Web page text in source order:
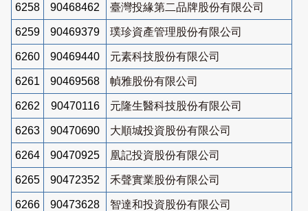
6258 90468462 臺灣投緣第二品牌股份有限公司
6259 90469379 璞珍資產管理股份有限公司
6260 90469440 元素科技股份有限公司
6261 90469568 幀雅股份有限公司
6262 90470116 元隆生醫科技股份有限公司
6263 90470690 大順城投資股份有限公司
6264 90470925 凰記投資股份有限公司
6265 90472352 禾聲實業股份有限公司
6266 90473628 智達和投資股份有限公司